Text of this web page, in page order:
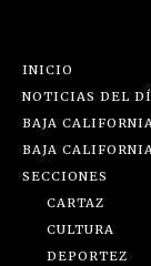
INICIO
NOTICIAS DEL
BAJA
BAJA
SECCIONES
CARTAZ
CULTURA
DEPORTEZ